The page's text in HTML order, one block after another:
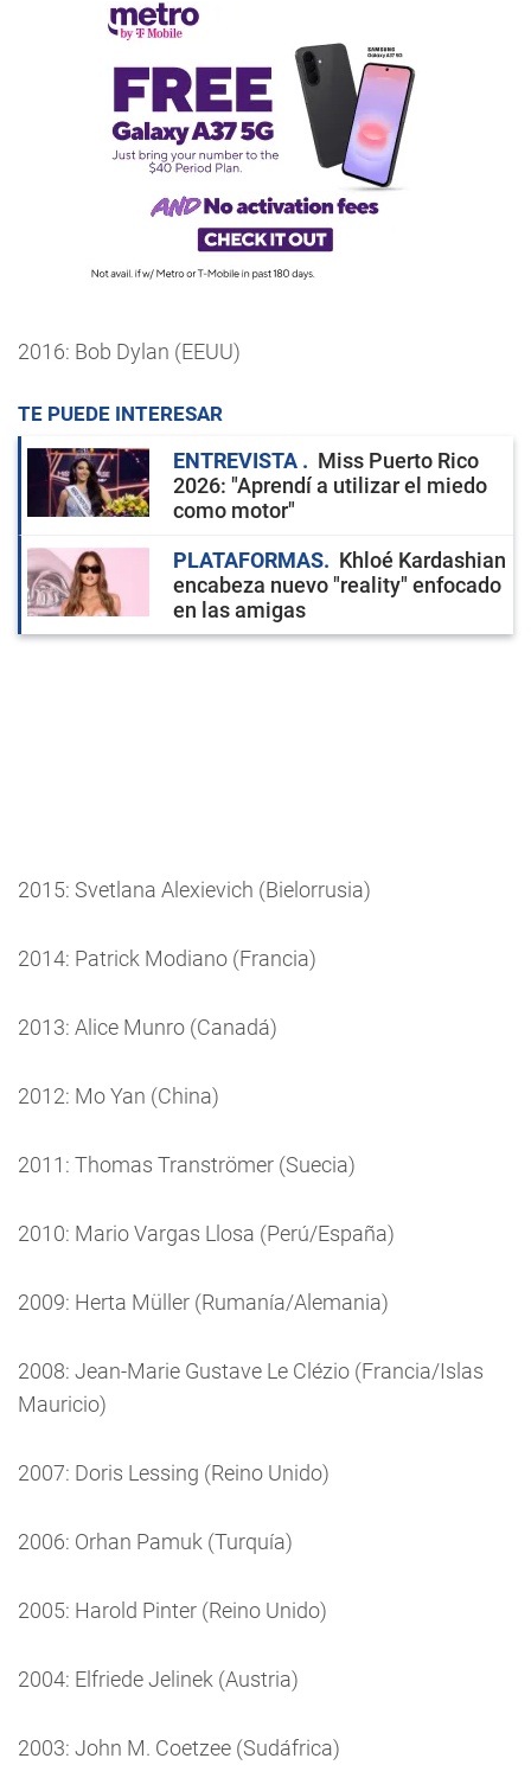
2016: Bob Dylan (EEUU)
TE PUEDE INTERESAR
ENTREVISTA
Miss Puerto Rico
2026: "Aprendí a utilizar el miedo
como motor"
PLATAFORMAS
Khloé Kardashian
encabeza nuevo "reality" enfocado
en las amigas
2015: Svetlana Alexievich (Bielorrusia)
2014: Patrick Modiano (Francia)
2013: Alice Munro (Canadá)
2012: Mo Yan (China)
2011: Thomas Tranströmer (Suecia)
2010: Mario Vargas Llosa (Perú/España)
2009: Herta Müller (Rumanía/Alemania)
2008: Jean-Marie Gustave Le Clézio (Francia/Islas
Mauricio)
2007: Doris Lessing (Reino Unido)
2006: Orhan Pamuk (Turquía)
2005: Harold Pinter (Reino Unido)
2004: Elfriede Jelinek (Austria)
2003: John M. Coetzee (Sudáfrica)